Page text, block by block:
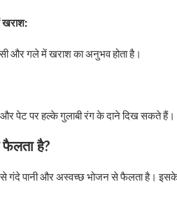
खराश:
और गले में खराश का अनुभव होता है।
और पेट पर हल्के गुलाबी रंग के दाने दिख सकते हैं।
है?
गंदे पानी और अस्वच्छ भोजन से फैलता है।